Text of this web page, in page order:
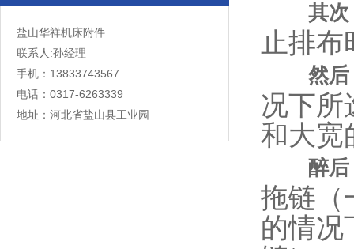
盐山华祥机床附件
联系人:孙经理
手机：13833743567
电话：0317-6263339
地址：河北省盐山县工业园
其次
止排
然后
况下所
和大宽
醉后
拖链（
的情况